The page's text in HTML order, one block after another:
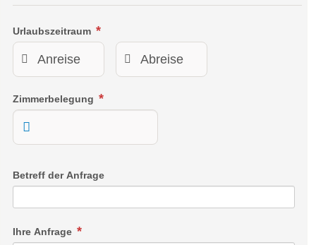
Urlaubszeitraum
Zimmerbelegung
Betreff der Anfrage
Ihre Anfrage